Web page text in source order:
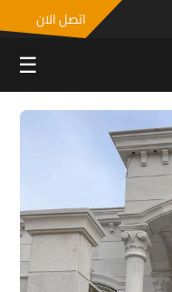
اتصل الان
☰